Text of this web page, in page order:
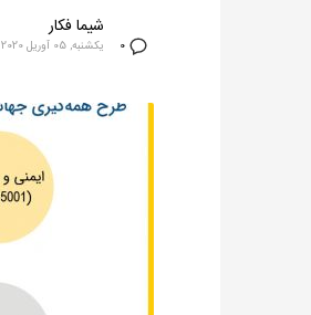
0
شیما فکار
یکشنبه, 05 آوریل 2020